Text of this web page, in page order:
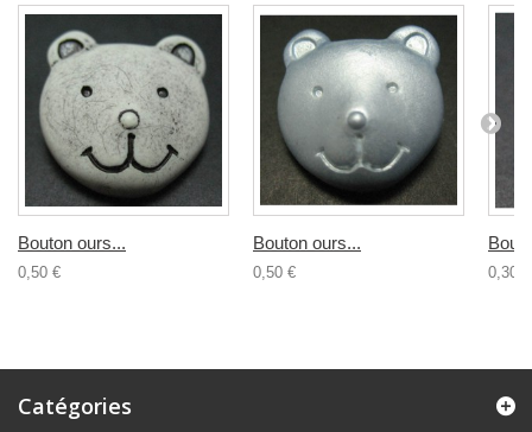
Bouton ours...
0,50 €
Bouton ours...
0,50 € 0,30 €
Catégories